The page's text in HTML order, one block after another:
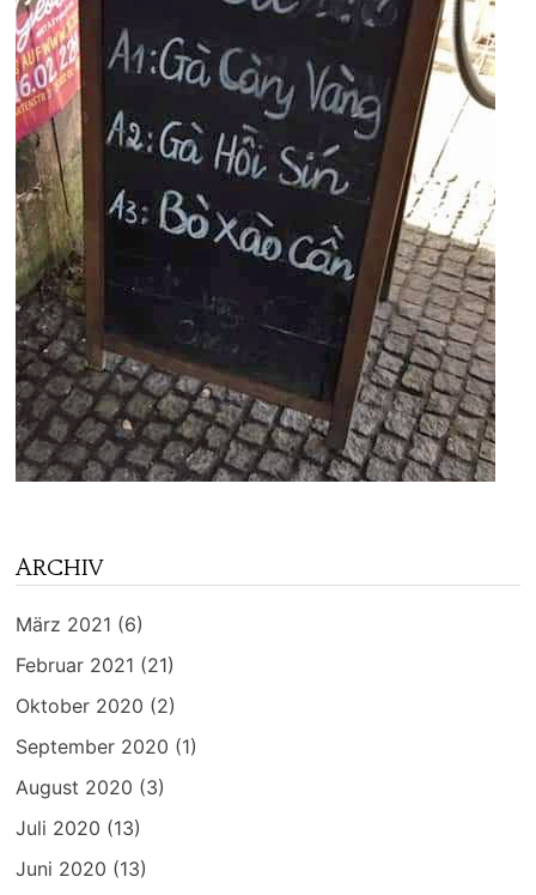
ARCHIV
März 2021 (6)
Februar 2021 (21)
Oktober 2020 (2)
September 2020 (1)
August 2020 (3)
Juli 2020 (13)
Juni 2020 (13)